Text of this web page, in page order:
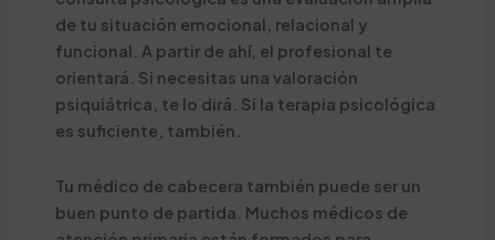
de tu situación emocional, relacional y
funcional. A partir de ahí, el profesional te
orientará. Si necesitas una valoración
psiquiátrica, te lo dirá. Si la terapia psicológica
es suficiente, también.
Tu médico de cabecera también puede ser un
buen punto de partida. Muchos médicos de